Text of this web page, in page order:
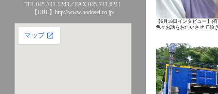
TEL.045-741-1243／FAX.045-741-6211
【URL】http://www.hodosei.co.jp/
【6月18日インタビュー】
色々お話をお伺いさせて頂